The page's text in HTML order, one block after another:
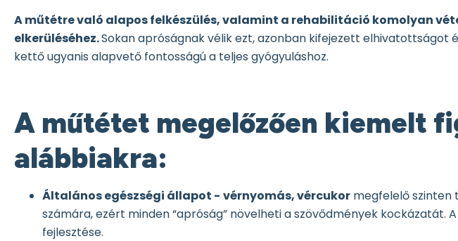
A műtétre való alapos felkészülés, valamint a rehabilitáció komolyan
elkerüléséhez.Sokan apróságnak vélik ezt, azonban kifejezett elhivatottságot
kettő ugyanis alapvető fontosságú a teljes gyógyuláshoz.
A műtétet megelőzően kiemelt
alábbiakra:
Általános egészségi állapot - vérnyomás, vércukor megfelelő szinten
számára, ezért minden “apróság” növelheti a szövődmények
fejlesztése.